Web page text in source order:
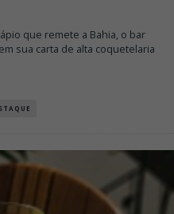
que remete a Bahia, o bar
sua carta de alta coquetelaria